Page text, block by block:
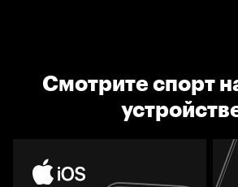
Смотрите спорт